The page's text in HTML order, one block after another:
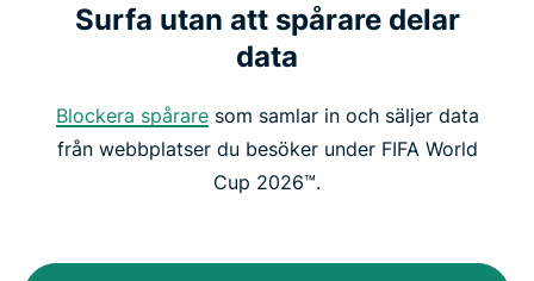
Surfa utan att spårare delar
data
Blockera spåraresom samlar in och säljer data
från webbplatser du besöker under FIFA World
Cup 2026™.